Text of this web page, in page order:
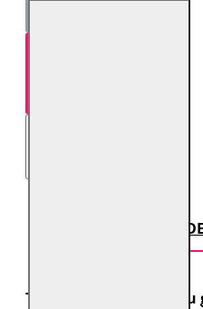
TRANSPORT CU
Toate comenzile pentru